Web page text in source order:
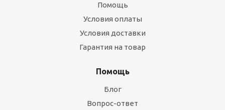
Помощь
Условия оплаты
Условия доставки
Гарантия на товар
Помощь
Блог
Вопрос-ответ